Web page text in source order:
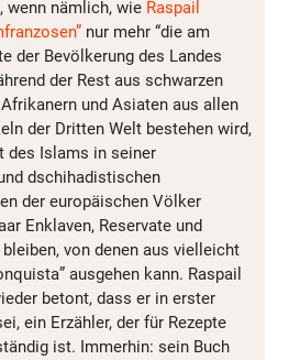
wenn nämlich, wie Raspail
nur mehr “die am
der Bevölkerung des Landes
der Rest aus schwarzen
und Asiaten aus allen
der Dritten Welt bestehen wird,
des Islams in seiner
dschihadistischen
der europäischen Völker
Enklaven, Reservate und
von denen aus vielleicht
ausgehen kann. Raspail
betont, dass er in erster
ein Erzähler, der für Rezepte
ist. Immerhin: sein Buch